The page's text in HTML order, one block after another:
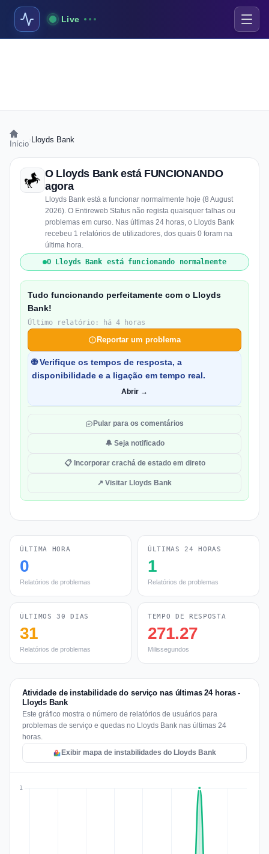
Live
Início Lloyds Bank
O Lloyds Bank está FUNCIONANDO
agora
Lloyds Bank está a funcionar normalmente hoje (8 August
2026). O Entireweb Status não regista quaisquer falhas ou
problemas em curso. Nas últimas 24 horas, o Lloyds Bank
recebeu 1 relatórios de utilizadores, dos quais 0 foram na
última hora.
O Lloyds Bank está funcionando normalmente
Tudo funcionando perfeitamente com o Lloyds
Bank!
Último relatório: há 4 horas
Reportar um problema
🌐 Verifique os tempos de resposta, a
disponibilidade e a ligação em tempo real.
Abrir →
Pular para os comentários
🔔 Seja notificado
📋 Incorporar crachá de estado em direto
↗ Visitar Lloyds Bank
ÚLTIMA HORA
0
Relatórios de problemas
ÚLTIMAS 24 HORAS
1
Relatórios de problemas
ÚLTIMOS 30 DIAS
31
Relatórios de problemas
TEMPO DE RESPOSTA
271.27
Milissegundos
Atividade de instabilidade do serviço nas últimas 24 horas -
Lloyds Bank
Este gráfico mostra o número de relatórios de usuários para
problemas de serviço e quedas no Lloyds Bank nas últimas 24
horas.
Exibir mapa de instabilidades do Lloyds Bank